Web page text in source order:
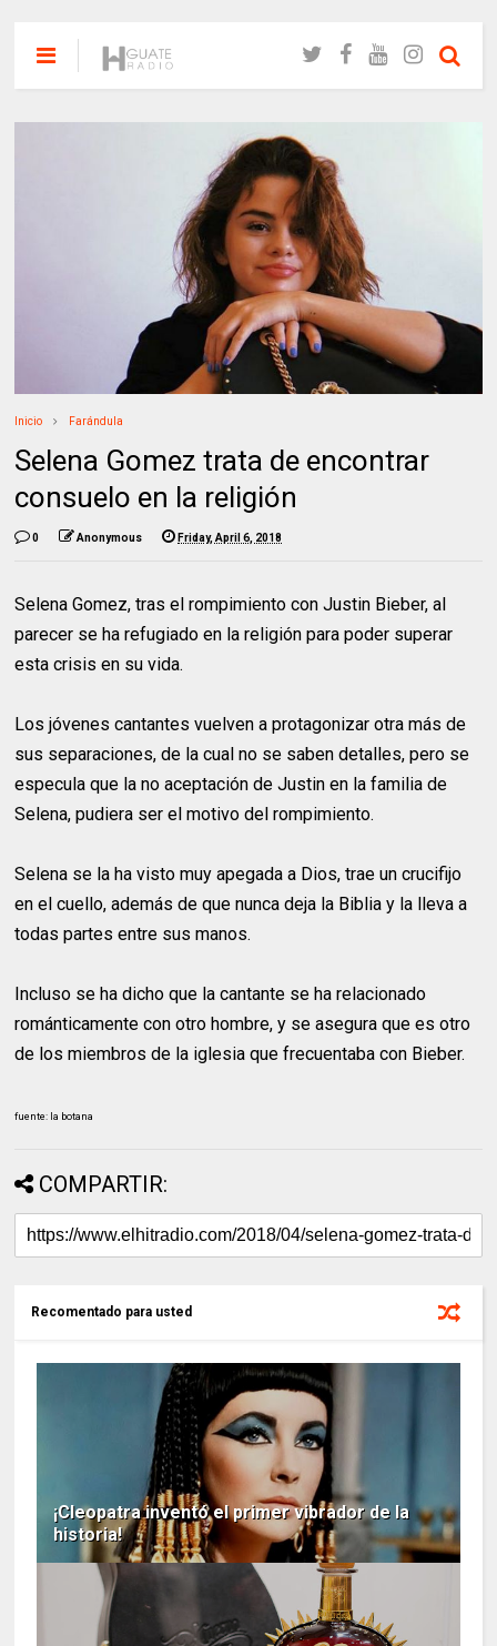
Inicio Farándula
Selena Gomez trata de encontrar
consuelo en la religión
0 Anonymous Friday, April 6, 2018
Selena Gomez, tras el rompimiento con Justin Bieber, al
parecer se ha refugiado en la religión para poder superar
esta crisis en su vida.
Los jóvenes cantantes vuelven a protagonizar otra más de
sus separaciones, de la cual no se saben detalles, pero se
especula que la no aceptación de Justin en la familia de
Selena, pudiera ser el motivo del rompimiento.
Selena se la ha visto muy apegada a Dios, trae un crucifijo
en el cuello, además de que nunca deja la Biblia y la lleva a
todas partes entre sus manos.
Incluso se ha dicho que la cantante se ha relacionado
románticamente con otro hombre, y se asegura que es otro
de los miembros de la iglesia que frecuentaba con Bieber.
fuente: la botana
COMPARTIR:
Recomentado para usted
¡Cleopatra inventó el primer vibrador de la
historia!